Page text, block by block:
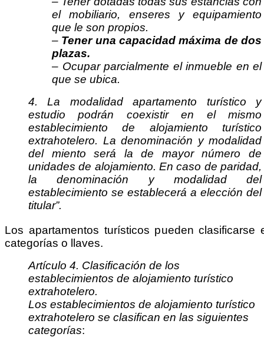
el mobiliario, enseres y equipamiento
que le son propios.
– Tener una capacidad máxima de dos
plazas.
– Ocupar parcialmente el inmueble en el
que se ubica.
4. La modalidad apartamento turístico y
estudio podrán coexistir en el mismo
establecimiento de alojamiento turístico
extrahotelero. La denominación y modalidad
del miento será la de mayor número de
unidades de alojamiento. En caso de paridad,
la denominación y modalidad del
establecimiento se establecerá a elección del
titular”.
Los apartamentos turísticos pueden clasificarse
categorías o llaves.
Artículo 4. Clasificación de los
establecimientos de alojamiento turístico
extrahotelero.
Los establecimientos de alojamiento turístico
extrahotelero se clasifican en las siguientes
categorías: